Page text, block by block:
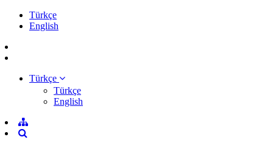
Türkçe
English
Türkçe
Türkçe
English